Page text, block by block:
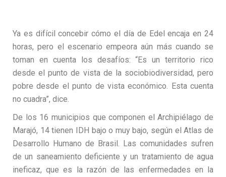
Ya es difícil concebir cómo el día de Edel encaja en 24
horas, pero el escenario empeora aún más cuando se
toman en cuenta los desafíos: “Es un territorio rico
desde el punto de vista de la sociobiodiversidad, pero
pobre desde el punto de vista económico. Esta cuenta
no cuadra”, dice.
De los 16 municipios que componen el Archipiélago de
Marajó, 14 tienen IDH bajo o muy bajo, según el Atlas de
Desarrollo Humano de Brasil. Las comunidades sufren
de un saneamiento deficiente y un tratamiento de agua
ineficaz, que es la razón de las enfermedades en la